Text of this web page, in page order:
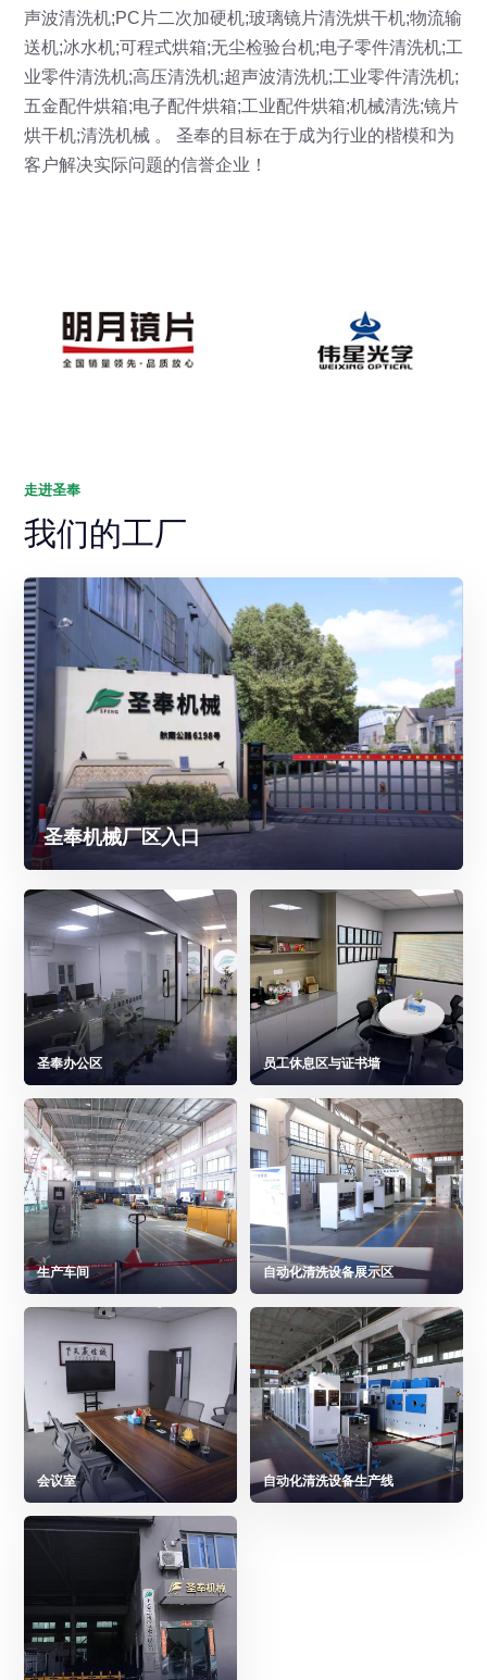
声波清洗机;PC片二次加硬机;玻璃镜片清洗烘干机;物流输
送机;冰水机;可程式烘箱;无尘检验台机;电子零件清洗机;工
业零件清洗机;高压清洗机;超声波清洗机;工业零件清洗机;
五金配件烘箱;电子配件烘箱;工业配件烘箱;机械清洗;镜片
烘干机;清洗机械 。 圣奉的目标在于成为行业的楷模和为
客户解决实际问题的信誉企业！
走进圣奉
我们的工厂
圣奉机械厂区入口
圣奉办公区 员工休息区与证书墙
生产车间 自动化清洗设备展示区
会议室 自动化清洗设备生产线